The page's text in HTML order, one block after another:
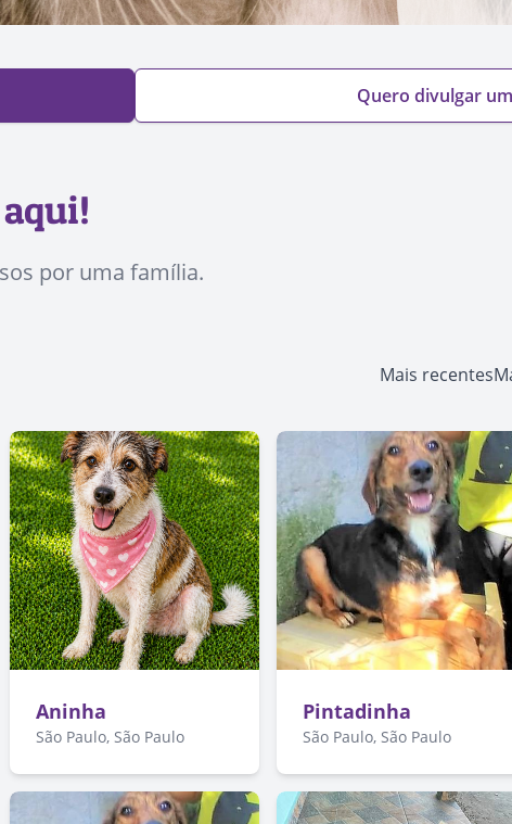
Quero divulgar
por uma família.
Mais recentes
Aninha
São Paulo, São Paulo
Pintadinha
São Paulo, São Paulo